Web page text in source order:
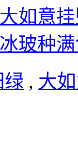
如意
玻种
绿 , 大